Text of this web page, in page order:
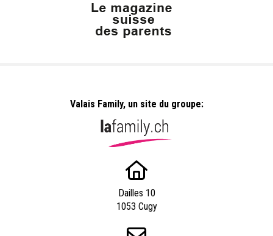
Valais Family, un site du groupe:
Dailles 10
1053 Cugy